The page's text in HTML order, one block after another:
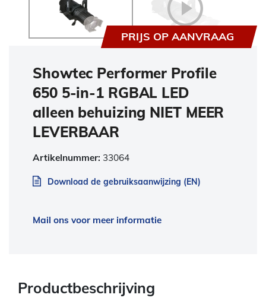
PRIJS OP AANVRAAG
Showtec Performer Profile
650 5-in-1 RGBAL LED
alleen behuizing NIET MEER
LEVERBAAR
Artikelnummer: 33064
Download de gebruiksaanwijzing (EN)
Mail ons voor meer informatie
Productbeschrijving